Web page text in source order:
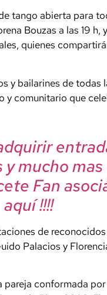
tango abierta para
Bouzas a las 19 h,
quienes
y bailarines de todas
y comunitario que
mucho
Fan
aquí !!!!
de
Palacios y
pareja conformada